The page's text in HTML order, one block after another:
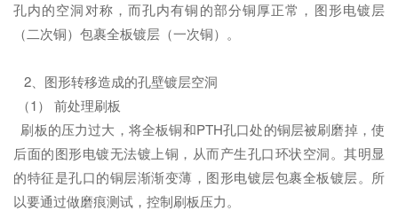
孔内的空洞对称，而孔内有铜的部分铜厚正常，图形电镀层
（二次铜）包裹全板镀层（一次铜）。
2、图形转移造成的孔壁镀层空洞
（1） 前处理刷板
刷板的压力过大，将全板铜和PTH孔口处的铜层被刷磨掉，使
后面的图形电镀无法镀上铜，从而产生孔口环状空洞。其明显
的特征是孔口的铜层渐渐变薄，图形电镀层包裹全板镀层。所
以要通过做磨痕测试，控制刷板压力。